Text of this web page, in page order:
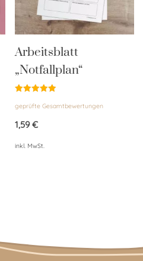
Arbeitsblatt
„Notfallplan“
mit
von 5
geprüfte Gesamtbewertungen
1,59€
inkl. MwSt.